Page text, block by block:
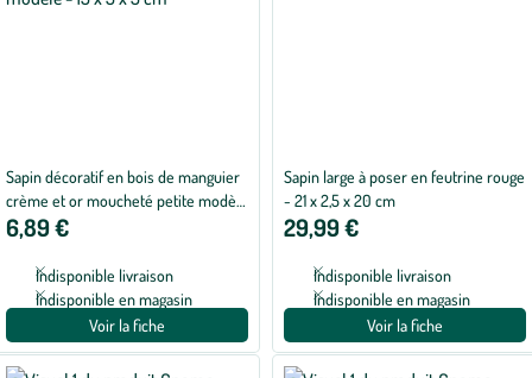
Sapin décoratif en bois de manguier
crème et or moucheté petite modèle
- 15 x 5 x 5 cm
6,89 €
Indisponible livraison
Indisponible en magasin
Voir la fiche
Sapin large à poser en feutrine rouge
- 21 x 2,5 x 20 cm
29,99 €
Indisponible livraison
Indisponible en magasin
Voir la fiche